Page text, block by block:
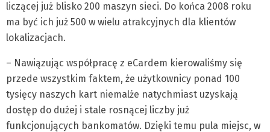
liczącej już blisko 200 maszyn sieci. Do końca 2008 roku
ma być ich już 500 w wielu atrakcyjnych dla klientów
lokalizacjach.
– Nawiązując współpracę z eCardem kierowaliśmy się
przede wszystkim faktem, że użytkownicy ponad 100
tysięcy naszych kart niemalże natychmiast uzyskają
dostęp do dużej i stale rosnącej liczby już
funkcjonujących bankomatów. Dzięki temu pula miejsc, w